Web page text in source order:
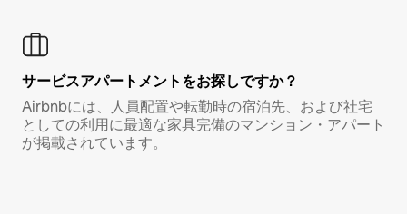
サービスアパートメントをお探しですか？
Airbnbには、人員配置や転勤時の宿泊先、および社宅
としての利用に最適な家具完備のマンション・アパート
が掲載されています。